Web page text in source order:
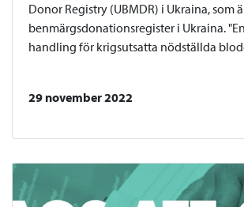
Donor Registry (UBMDR) i Ukraina, som
benmärgsdonationsregister i Ukraina.
handling för krigsutsatta nödställda
29 november 2022